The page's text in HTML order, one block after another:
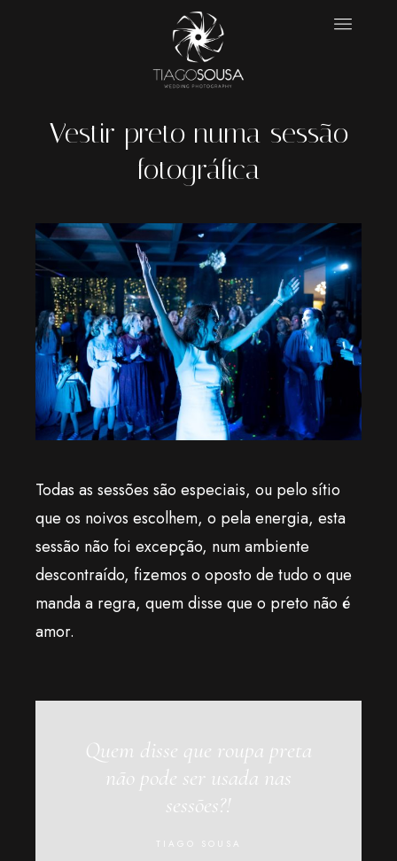
Vestir preto numa sessão
fotográfica
Todas as sessões são especiais, ou pelo sítio
que os noivos escolhem, o pela energia, esta
sessão não foi excepção, num ambiente
descontraído, fizemos o oposto de tudo o que
manda a regra, quem disse que o preto não é
amor.
Quem disse que roupa preta
não pode ser usada nas
sessões?!
TIAGO SOUSA